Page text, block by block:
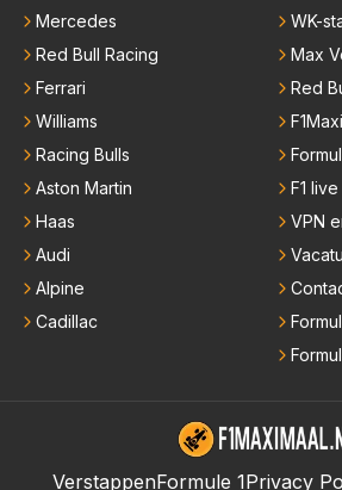
Mercedes
Red Bull Racing
Ferrari
Williams
Racing Bulls
Aston Martin
Haas
Audi
Alpine
Cadillac
WK-
Max
Red
F1
VPN
VerstappenFormule 1Privacy